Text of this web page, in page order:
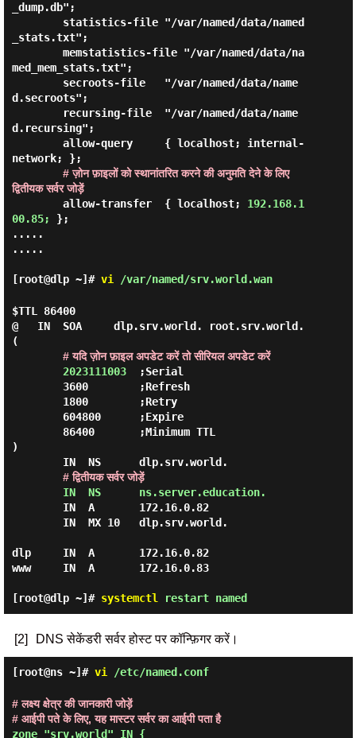
_dump.db";
_stats.txt";
med_mem_stats.txt";
d.secroots";
d.recursing";
network; };
# ज़ोन फ़ाइलों को स्थानांतरित करने की अनुमति देने के लिए
द्वितीयक सर्वर जोड़ें
        allow-transfer  { localhost;
192.168.1
00.85; };
.....
.....
[root@dlp ~]# vi /var/named/srv.world.wan
$TTL 86400
@   IN  SOA     dlp.srv.world. root.srv.world.
(
# यदि ज़ोन फ़ाइल अपडेट करें तो सीरियल अपडेट करें
2023111003
  ;Serial
)
# द्वितीयक सर्वर जोड़ें
IN  NS      ns.server.education.
dlp     IN  A       172.16.0.82
www     IN  A       172.16.0.83
[root@dlp ~]# systemctl restart named
[2] DNS सेकेंडरी सर्वर होस्ट पर कॉन्फ़िगर करें।
[root@ns ~]# vi /etc/named.conf
# लक्ष्य क्षेत्र की जानकारी जोड़ें
# आईपी पते के लिए, यह मास्टर सर्वर का आईपी पता है
zone "srv.world" IN {